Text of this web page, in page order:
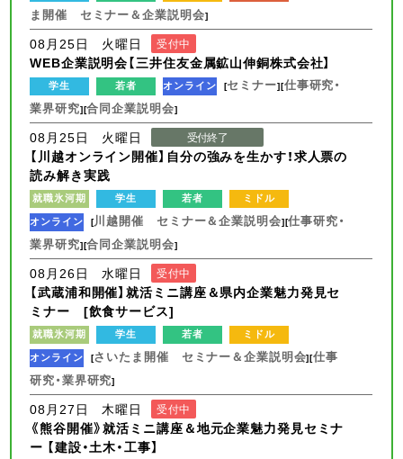
ま開催 セミナー＆企業説明会]
08月25日 火曜日 受付中
WEB企業説明会【三井住友金属鉱山伸銅株式会社】
学生 若者 オンライン [セミナー][仕事研究・
業界研究][合同企業説明会]
08月25日 火曜日 受付終了
【川越オンライン開催】自分の強みを生かす！求人票の
読み解き実践
就職氷河期 学生 若者
ミドル
オンライン [川越開催 セミナー＆企業説明会][仕事研究・
業界研究][合同企業説明会]
08月26日 水曜日 受付中
【武蔵浦和開催】就活ミニ講座＆県内企業魅力発見セ
ミナー [飲食サービス]
就職氷河期 学生 若者
ミドル
オンライン [さいたま開催 セミナー＆企業説明会][仕事
研究・業界研究]
08月27日 木曜日 受付中
《熊谷開催》就活ミニ講座＆地元企業魅力発見セミナ
ー 【建設・土木・工事】